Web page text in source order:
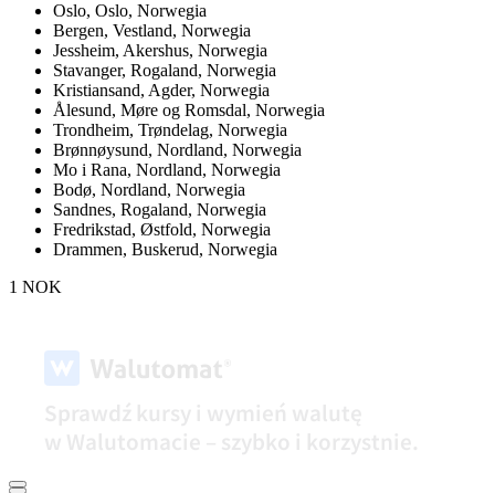
Oslo, Oslo, Norwegia
Bergen, Vestland, Norwegia
Jessheim, Akershus, Norwegia
Stavanger, Rogaland, Norwegia
Kristiansand, Agder, Norwegia
Ålesund, Møre og Romsdal, Norwegia
Trondheim, Trøndelag, Norwegia
Brønnøysund, Nordland, Norwegia
Mo i Rana, Nordland, Norwegia
Bodø, Nordland, Norwegia
Sandnes, Rogaland, Norwegia
Fredrikstad, Østfold, Norwegia
Drammen, Buskerud, Norwegia
1 NOK